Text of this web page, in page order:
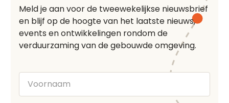
Meld je aan voor de tweewekelijkse nieuwsbrief
en blijf op de hoogte van het laatste nieuws,
events en ontwikkelingen rondom de
verduurzaming van de gebouwde omgeving.
Voornaam